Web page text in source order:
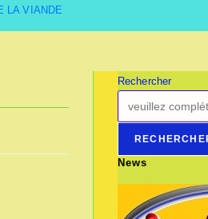
LA VIANDE
Rechercher
News